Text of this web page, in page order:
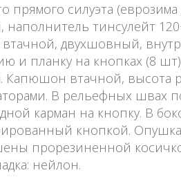
прямого силуэта
наполнитель тинсулейт
втачной, двухшовный,
и планку на кнопках (8
Капюшон втачной, высота
В рельефных швах
карман на кнопку. В
кнопкой.
прорезиненной
нейлон.